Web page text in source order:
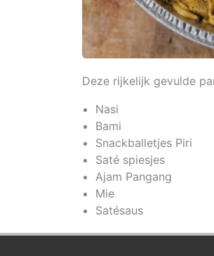
Deze rijkelijk gevulde
Nasi
Bami
Snackballetjes Piri
Saté spiesjes
Ajam Pangang
Mie
Satésaus